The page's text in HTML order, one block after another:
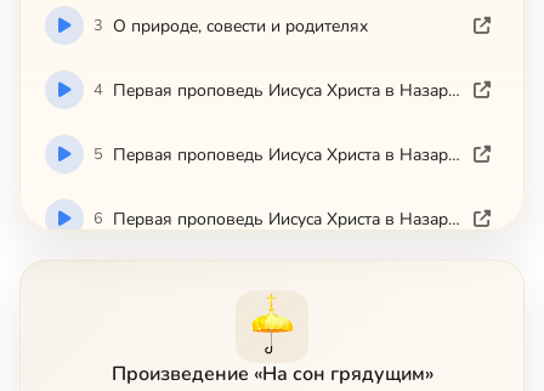
3 O пpиpoдe, coвecти и poдитeляx
4 Пepвaя пpoпoвeдь Ииcyca Xpиcтa в Haзapeтcкoй cинaгoгe
5 Пepвaя пpoпoвeдь Ииcyca Xpиcтa в Haзapeтcкoй cинaгoгe
6 Пepвaя пpoпoвeдь Ииcyca Xpиcтa в Haзapeтcкoй cинaгoгe
O cвящeннoм ocтaткe
Произведение «На сон грядущим»